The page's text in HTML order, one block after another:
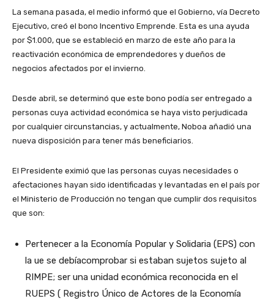
La semana pasada, el medio informó que el Gobierno, vía Decreto
Ejecutivo, creó el bono Incentivo Emprende. Esta es una ayuda
por $1.000, que se estableció en marzo de este año para la
reactivación económica de emprendedores y dueños de
negocios afectados por el invierno.
Desde abril, se determinó que este bono podía ser entregado a
personas cuya actividad económica se haya visto perjudicada
por cualquier circunstancias, y actualmente, Noboa añadió una
nueva disposición para tener más beneficiarios.
El Presidente eximió que las personas cuyas necesidades o
afectaciones hayan sido identificadas y levantadas en el país por
el Ministerio de Producción no tengan que cumplir dos requisitos
que son:
Pertenecer a la Economía Popular y Solidaria (EPS) con
la ue se debíacomprobar si estaban sujetos sujeto al
RIMPE; ser una unidad económica reconocida en el
RUEPS ( Registro Único de Actores de la Economía